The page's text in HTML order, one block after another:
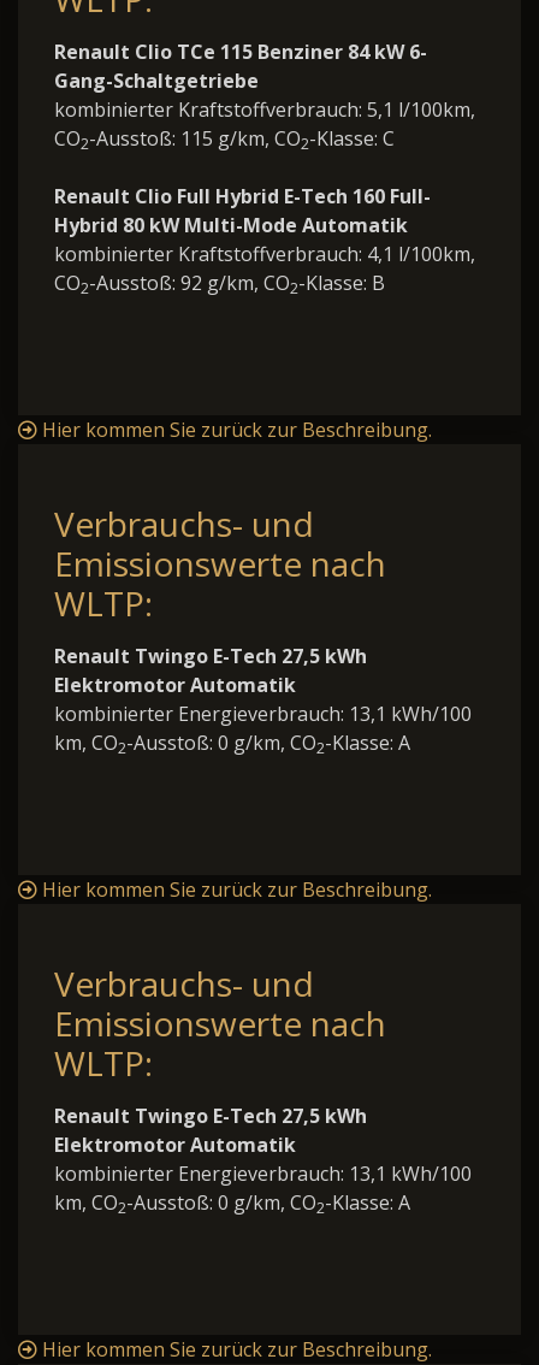
Renault Clio TCe 115 Benziner 84 kW 6-
Gang-Schaltgetriebe
kombinierter Kraftstoffverbrauch: 5,1 l/100km,
CO2-Ausstoß: 115 g/km, CO2-Klasse: C
Renault Clio Full Hybrid E-Tech 160 Full-
Hybrid 80 kW Multi-Mode Automatik
kombinierter Kraftstoffverbrauch: 4,1 l/100km,
CO2-Ausstoß: 92 g/km, CO2-Klasse: B
Hier kommen Sie zurück zur Beschreibung.
Verbrauchs- und
Emissionswerte nach
WLTP:
Renault Twingo E-Tech 27,5 kWh
Elektromotor Automatik
kombinierter Energieverbrauch: 13,1 kWh/100
km, CO2-Ausstoß: 0 g/km, CO2-Klasse: A
Hier kommen Sie zurück zur Beschreibung.
Verbrauchs- und
Emissionswerte nach
WLTP:
Renault Twingo E-Tech 27,5 kWh
Elektromotor Automatik
kombinierter Energieverbrauch: 13,1 kWh/100
km, CO2-Ausstoß: 0 g/km, CO2-Klasse: A
Hier kommen Sie zurück zur Beschreibung.